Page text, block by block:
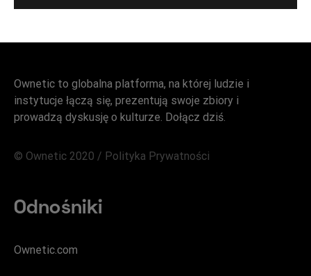
Ownetic to globalna platforma, na której ludzie i
instytucje łączą się, prezentują swoje zbiory i
prowadzą dyskusję o kulturze. Dołącz dziś.
© Ownetic 2020 / Polityka Prywatności
Odnośniki
Ownetic.com